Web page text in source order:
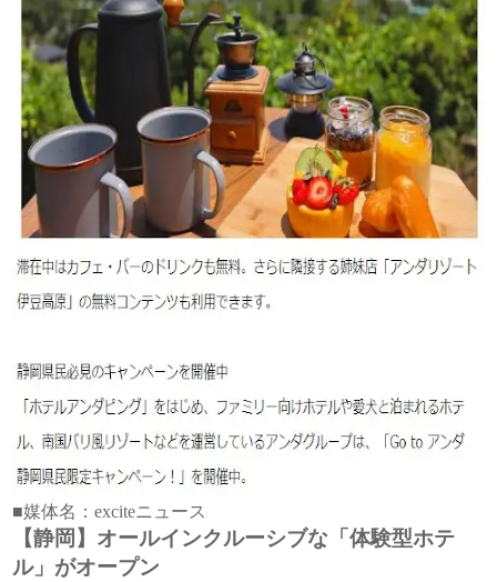
■媒体名：exciteニュース
【静岡】オールインクルーシブな「体験型ホテ
ル」がオープン